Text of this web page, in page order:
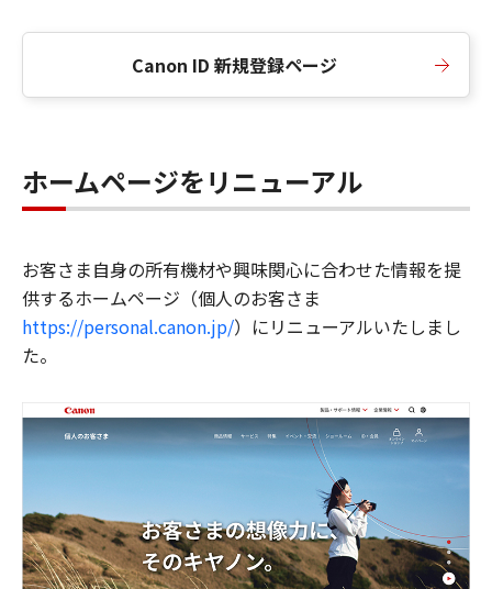
Canon ID 新規登録ページ
ホームページをリニューアル
お客さま自身の所有機材や興味関心に合わせた情報を提
供するホームページ（個人のお客さま
https://personal.canon.jp/）にリニューアルいたしまし
た。